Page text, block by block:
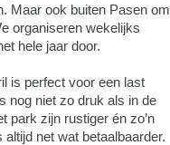
Maar ook buiten Pasen om
organiseren wekelijks
hele jaar door.
is perfect voor een last
nog niet zo druk als in de
park zijn rustiger én zo’n
net wat betaalbaarder.